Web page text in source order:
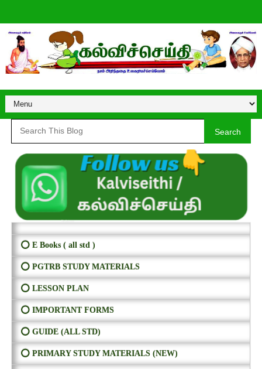
Search
⭕ E Books ( all std )
⭕ PGTRB STUDY MATERIALS
⭕ LESSON PLAN
⭕ IMPORTANT FORMS
⭕ GUIDE (ALL STD)
⭕ PRIMARY STUDY MATERIALS (NEW)